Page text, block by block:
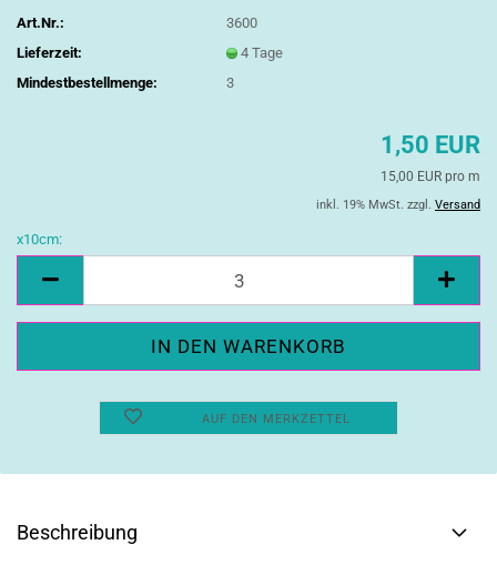
Art.Nr.:
3600
Lieferzeit:
4 Tage
Mindestbestellmenge:
3
1,50 EUR
15,00 EUR pro m
inkl. 19% MwSt. zzgl. Versand
x10cm:
AUF DEN MERKZETTEL
Beschreibung